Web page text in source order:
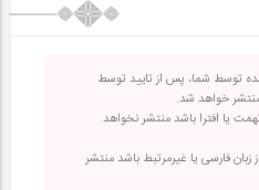
توسط شما، پس از تایید توسط
خواهد شد.
یا افترا باشد منتشر نخواهد
زبان فارسی یا غیرمرتبط باشد منتشر